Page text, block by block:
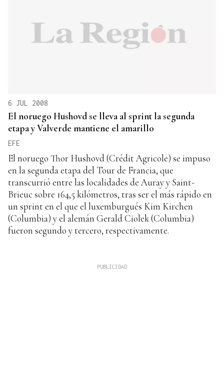
6 JUL 2008
El noruego Hushovd se lleva al sprint la segunda
etapa y Valverde mantiene el amarillo
EFE
El noruego Thor Hushovd (Crédit Agricole) se impuso
en la segunda etapa del Tour de Francia, que
transcurrió entre las localidades de Auray y Saint-
Brieuc sobre 164,5 kilómetros, tras ser el más rápido en
un sprint en el que el luxemburgués Kim Kirchen
(Columbia) y el alemán Gerald Ciolek (Columbia)
fueron segundo y tercero, respectivamente.